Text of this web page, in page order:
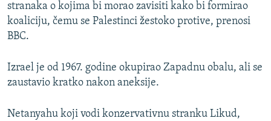
stranaka o kojima bi morao zavisiti kako bi formirao
koaliciju, čemu se Palestinci žestoko protive, prenosi
BBC.
Izrael je od 1967. godine okupirao Zapadnu obalu, ali se
zaustavio kratko nakon aneksije.
Netanyahu koji vodi konzervativnu stranku Likud,